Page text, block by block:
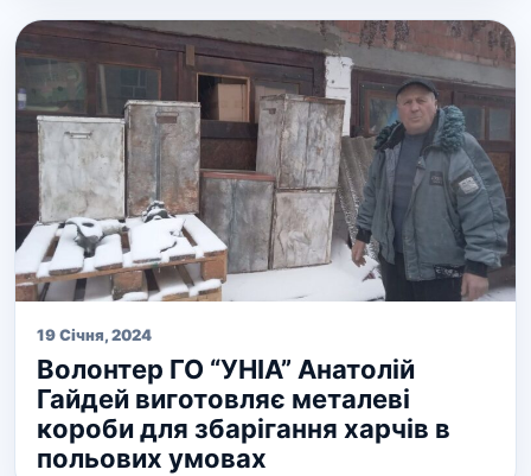
19 Січня, 2024
Волонтер ГО “УНІА” Анатолій
Гайдей виготовляє металеві
короби для збарігання харчів в
польових умовах